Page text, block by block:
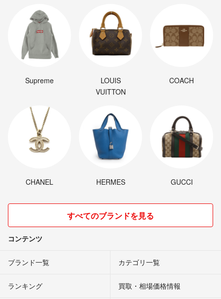
Supreme
LOUIS
VUITTON
COACH
CHANEL HERMES GUCCI
すべてのブランドを見る
コンテンツ
ブランド一覧 カテゴリ一覧
ランキング 買取・相場価格情報